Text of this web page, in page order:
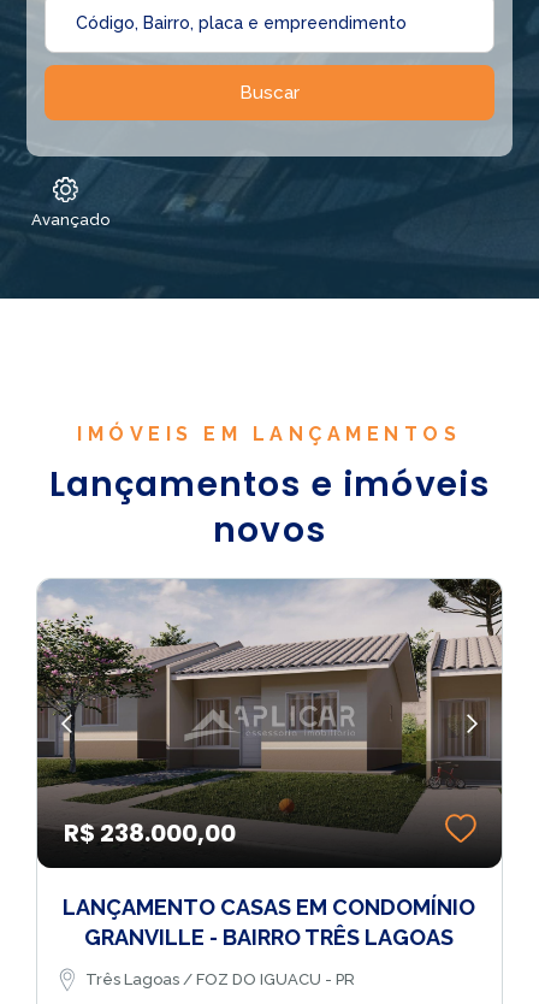
Avançado
IMÓVEIS EM LANÇAMENTOS
Lançamentos e imóveis
novos
R$ 238.000,00
LANÇAMENTO CASAS EM CONDOMÍNIO
GRANVILLE - BAIRRO TRÊS LAGOAS
Três Lagoas / FOZ DO IGUACU - PR